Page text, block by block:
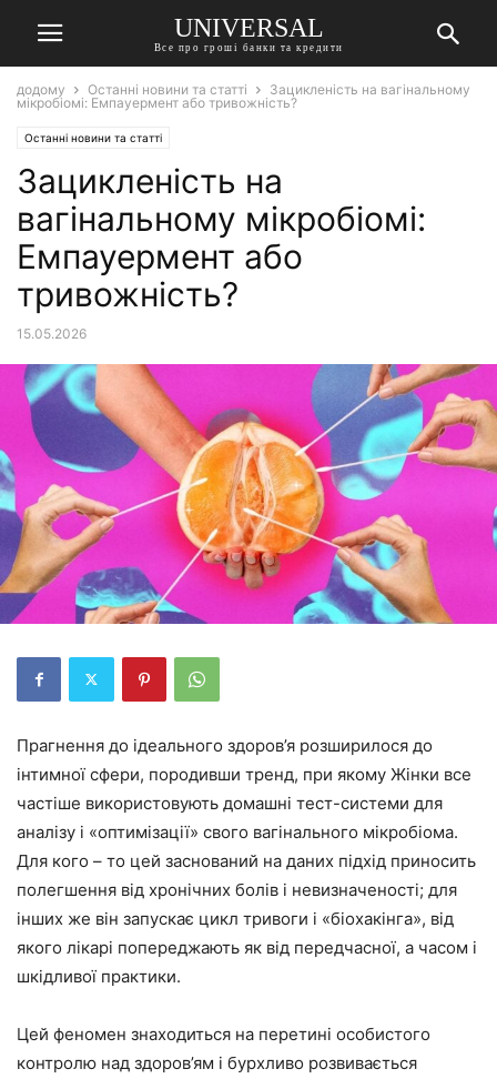
UNIVERSAL
Все про гроші банки та кредити
додому Останні новини та статті
Зацикленість на вагінальному
мікробіомі: Емпауермент або тривожність?
Останні новини та статті
Зацикленість на
вагінальному мікробіомі:
Емпауермент або
тривожність?
15.05.2026
Прагнення до ідеального здоров’я розширилося до
інтимної сфери, породивши тренд, при якому Жінки все
частіше використовують домашні тест-системи для
аналізу і «оптимізації» свого вагінального мікробіома.
Для кого – то цей заснований на даних підхід приносить
полегшення від хронічних болів і невизначеності; для
інших же він запускає цикл тривоги і «біохакінга», від
якого лікарі попереджають як від передчасної, а часом і
шкідливої практики.
Цей феномен знаходиться на перетині особистого
контролю над здоров’ям і бурхливо розвивається